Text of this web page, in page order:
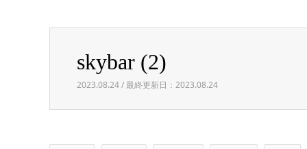
skybar (2)skybar (2)
2023.08.24 / 最終更新日：2023.08.24